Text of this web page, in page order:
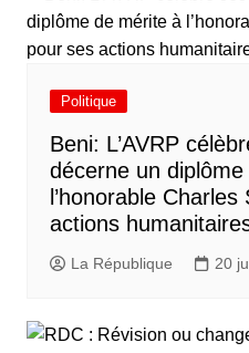
Politique
Beni: L’AVRP
décerne un
l’honorable
actions
La République 20